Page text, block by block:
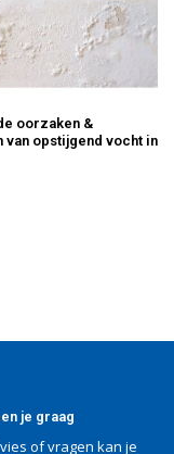
oorzaken &
van opstijgend vocht in
je graag
of vragen kan je